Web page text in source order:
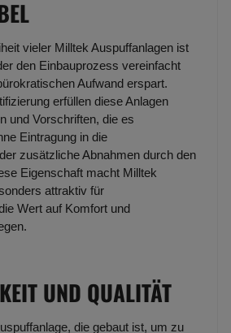
vieler Milltek Auspuffanlagen ist
den Einbauprozess vereinfacht
Aufwand erspart.
erfüllen diese Anlagen
und Vorschriften, die es
Eintragung in die
zusätzliche Abnahmen durch den
Eigenschaft macht Milltek
attraktiv für
Wert auf Komfort und
UND QUALITÄT
die gebaut ist, um zu